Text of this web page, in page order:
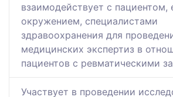
взаимодействует с пациентом,
окружением, специалистами
здравоохранения для
медицинских экспертиз в
пациентов с ревматическими
Участвует в проведении